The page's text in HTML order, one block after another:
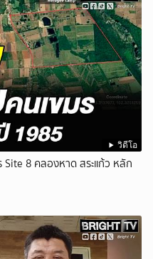
วิดีโอ
8 คลองหาด สระแก้ว หลัก